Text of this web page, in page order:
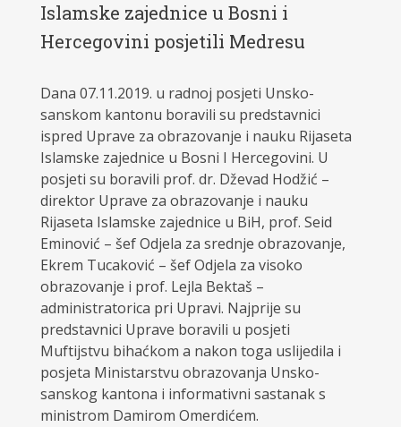
Islamske zajednice u Bosni i
Hercegovini posjetili Medresu
Dana 07.11.2019. u radnoj posjeti Unsko-
sanskom kantonu boravili su predstavnici
ispred Uprave za obrazovanje i nauku Rijaseta
Islamske zajednice u Bosni I Hercegovini. U
posjeti su boravili prof. dr. Dževad Hodžić –
direktor Uprave za obrazovanje i nauku
Rijaseta Islamske zajednice u BiH, prof. Seid
Eminović – šef Odjela za srednje obrazovanje,
Ekrem Tucaković – šef Odjela za visoko
obrazovanje i prof. Lejla Bektaš –
administratorica pri Upravi. Najprije su
predstavnici Uprave boravili u posjeti
Muftijstvu bihaćkom a nakon toga uslijedila i
posjeta Ministarstvu obrazovanja Unsko-
sanskog kantona i informativni sastanak s
ministrom Damirom Omerdićem.